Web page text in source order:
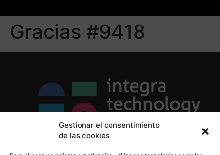
Gestionar el consentimiento
de las cookies
Gracias #9418